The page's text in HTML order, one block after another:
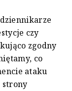
czy
zgodny
co
ataku
strony